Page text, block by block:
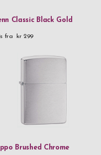
Classic Black Gold
fra kr 299
Brushed Chrome